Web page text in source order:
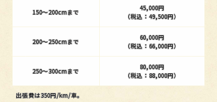
150～200cmまで
45,000円
（税込：49,500円）
200～250cmまで
60,000円
（税込：66,000円）
250～300cmまで
80,000円
（税込：88,000円）
出張費は350円/km/車。